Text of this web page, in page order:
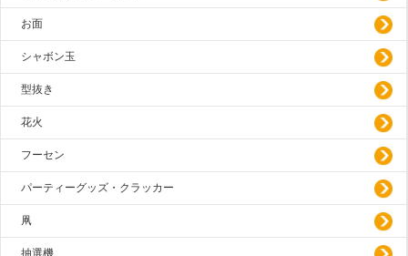
お面
シャボン玉
型抜き
花火
フーセン
パーティーグッズ・クラッカー
凧
抽選機